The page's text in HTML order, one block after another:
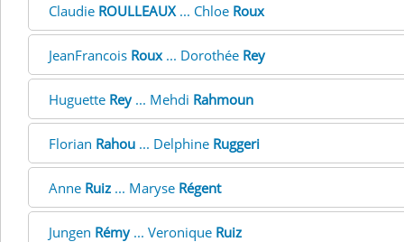
Claudie ROULLEAUX... Chloe Roux
JeanFrancois Roux... Dorothée Rey
Huguette Rey... Mehdi Rahmoun
Florian Rahou ... Delphine Ruggeri
Anne Ruiz ... Maryse Régent
Jungen Rémy... Veronique Ruiz